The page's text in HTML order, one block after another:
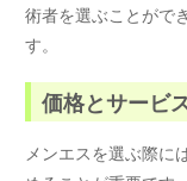
術者を選ぶことがで
す。
価格とサービ
メンエスを選ぶ際に